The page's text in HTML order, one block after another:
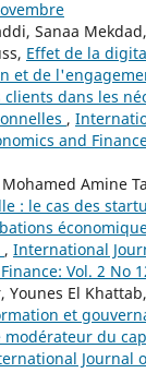
Sanaa
Effet de la
et de
dans les
,
and
Amine
: le cas des
, International
Vol. 2 No
Younes El Khattab,
et
modérateur du
Journal